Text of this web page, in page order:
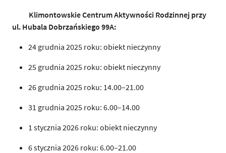
Klimontowskie Centrum Aktywności Rodzinnej przy
ul. Hubala Dobrzańskiego 99A:
24 grudnia 2025 roku: obiekt nieczynny
25 grudnia 2025 roku: obiekt nieczynny
26 grudnia 2025 roku: 14.00–21.00
31 grudnia 2025 roku: 6.00–14.00
1 stycznia 2026 roku: obiekt nieczynny
6 stycznia 2026 roku: 6.00–21.00